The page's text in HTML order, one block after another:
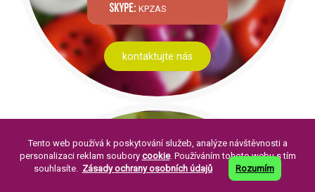
skype: KPZAS
kontaktujte nás
Tento web používá k poskytování služeb, analýze návštěvnosti a
personalizaci reklam soubory cookie. Používáním tohoto webu s tím
souhlasíte. Zásady ochrany osobních údajů Rozumím